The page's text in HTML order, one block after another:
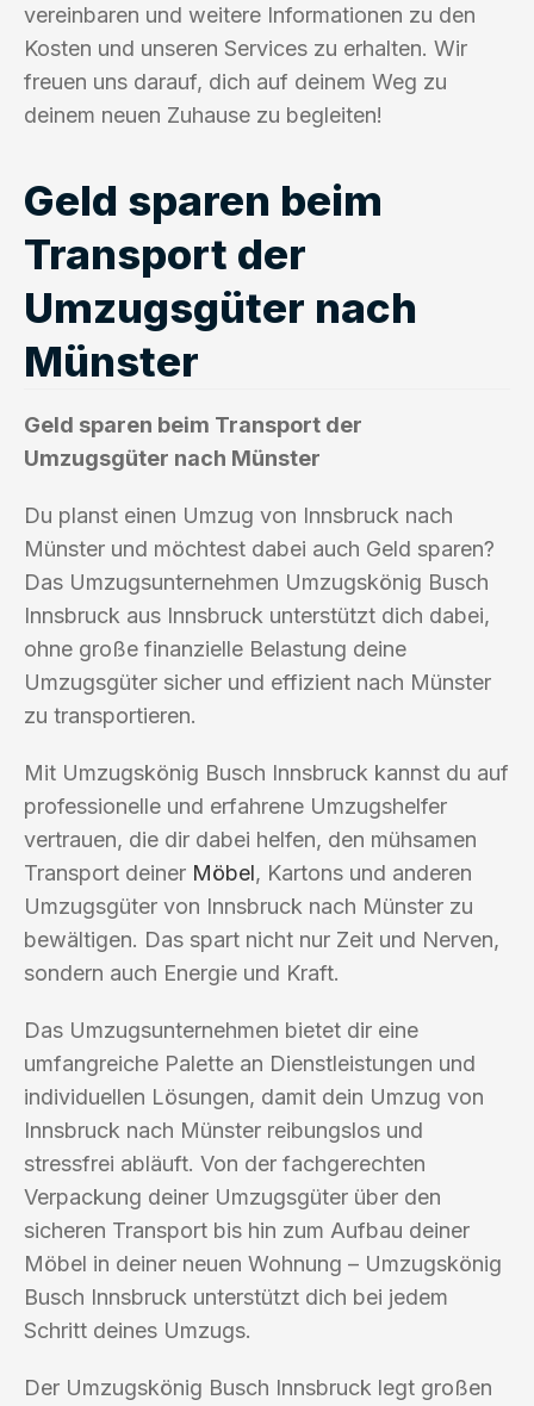
vereinbaren und weitere Informationen zu den
Kosten und unseren Services zu erhalten. Wir
freuen uns darauf, dich auf deinem Weg zu
deinem neuen Zuhause zu begleiten!
Geld sparen beim
Transport der
Umzugsgüter nach
Münster
Geld sparen beim Transport der
Umzugsgüter nach Münster
Du planst einen Umzug von Innsbruck nach
Münster und möchtest dabei auch Geld sparen?
Das Umzugsunternehmen Umzugskönig Busch
Innsbruck aus Innsbruck unterstützt dich dabei,
ohne große finanzielle Belastung deine
Umzugsgüter sicher und effizient nach Münster
zu transportieren.
Mit Umzugskönig Busch Innsbruck kannst du auf
professionelle und erfahrene Umzugshelfer
vertrauen, die dir dabei helfen, den mühsamen
Transport deiner Möbel, Kartons und anderen
Umzugsgüter von Innsbruck nach Münster zu
bewältigen. Das spart nicht nur Zeit und Nerven,
sondern auch Energie und Kraft.
Das Umzugsunternehmen bietet dir eine
umfangreiche Palette an Dienstleistungen und
individuellen Lösungen, damit dein Umzug von
Innsbruck nach Münster reibungslos und
stressfrei abläuft. Von der fachgerechten
Verpackung deiner Umzugsgüter über den
sicheren Transport bis hin zum Aufbau deiner
Möbel in deiner neuen Wohnung – Umzugskönig
Busch Innsbruck unterstützt dich bei jedem
Schritt deines Umzugs.
Der Umzugskönig Busch Innsbruck legt großen